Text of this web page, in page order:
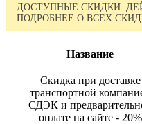
ДОСТУПНЫЕ СКИДКИ.
ПОДРОБНЕЕ О ВСЕХ
Название
Скидка при доставке
транспортной
СДЭК и
оплате на сайте - 20%